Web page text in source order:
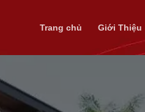
Trang chủ Giới Thiệu